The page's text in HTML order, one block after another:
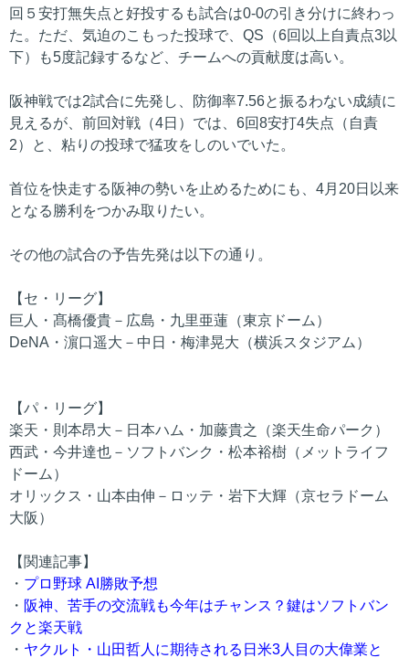
回５安打無失点と好投するも試合は0-0の引き分けに終わっ
た。ただ、気迫のこもった投球で、QS（6回以上自責点3以
下）も5度記録するなど、チームへの貢献度は高い。
阪神戦では2試合に先発し、防御率7.56と振るわない成績に
見えるが、前回対戦（4日）では、6回8安打4失点（自責
2）と、粘りの投球で猛攻をしのいでいた。
首位を快走する阪神の勢いを止めるためにも、4月20日以来
となる勝利をつかみ取りたい。
その他の試合の予告先発は以下の通り。
【セ・リーグ】
巨人・髙橋優貴－広島・九里亜蓮（東京ドーム）
DeNA・濵口遥大－中日・梅津晃大（横浜スタジアム）
【パ・リーグ】
楽天・則本昂大－日本ハム・加藤貴之（楽天生命パーク）
西武・今井達也－ソフトバンク・松本裕樹（メットライフ
ドーム）
オリックス・山本由伸－ロッテ・岩下大輝（京セラドーム
大阪）
【関連記事】
・ プロ野球 AI勝敗予想
・ 阪神、苦手の交流戦も今年はチャンス？鍵はソフトバン
クと楽天戦
・ ヤクルト・山田哲人に期待される日米3人目の大偉業と